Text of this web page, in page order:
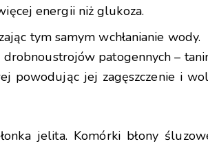
energii niż glukoza.
tym samym wchłanianie wody.
patogennych –
jej zagęszczenie i
jelita. Komórki błony